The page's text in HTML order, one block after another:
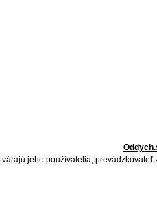
jeho používatelia,